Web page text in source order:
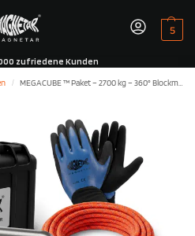
5
zufriedene Kunden
/ MEGACUBE ™ Paket – 2700 kg – 360° Blockmagnet